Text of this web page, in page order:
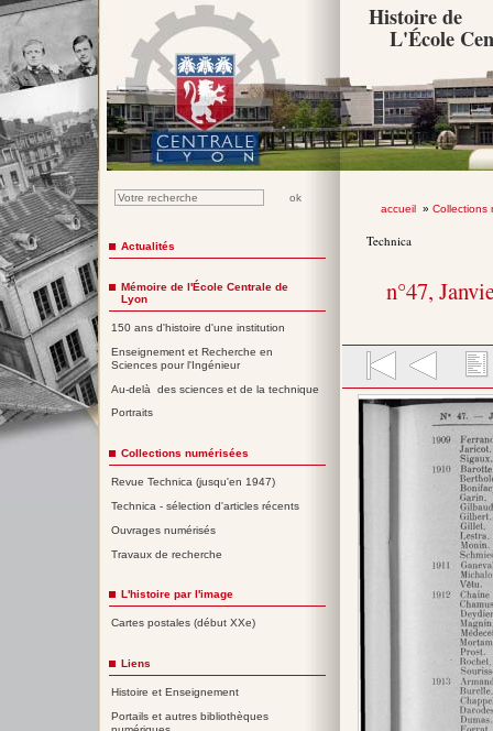
Histoire de
L'École
accueil» Collections
Technica
n°47,
Actualités
Mémoire de l'École Centrale de
Lyon
150 ans d'histoire d'une institution
Enseignement et Recherche en
Sciences pour l'Ingénieur
Au-delà des sciences et de la technique
Portraits
Collections numérisées
Revue Technica (jusqu'en 1947)
Technica - sélection d'articles récents
Ouvrages numérisés
Travaux de recherche
L'histoire par l'image
Cartes postales (début XXe)
Liens
Histoire et Enseignement
Portails et autres bibliothèques